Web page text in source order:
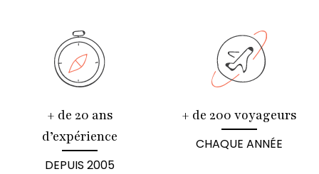
+ de 20 ans
d’expérience
DEPUIS 2005
+ de 200 voyageurs
CHAQUE ANNÉE